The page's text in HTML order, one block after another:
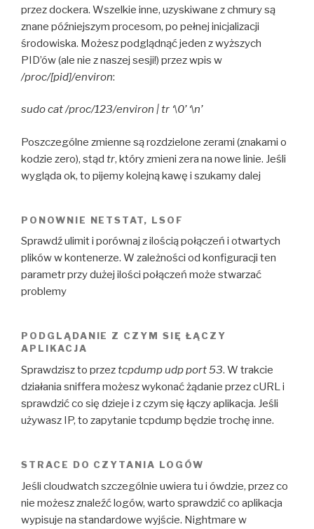
przez dockera. Wszelkie inne, uzyskiwane z chmury są
znane późniejszym procesom, po pełnej inicjalizacji
środowiska. Możesz podglądnąć jeden z wyższych
PID’ów (ale nie z naszej sesji!) przez wpis w
/proc/[pid]/environ:
sudo cat /proc/123/environ | tr ‘\0’ ‘\n’
Poszczególne zmienne są rozdzielone zerami (znakami o
kodzie zero), stąd tr, który zmieni zera na nowe linie. Jeśli
wygląda ok, to pijemy kolejną kawę i szukamy dalej
PONOWNIE NETSTAT, LSOF
Sprawdź ulimit i porównaj z ilością połączeń i otwartych
plików w kontenerze. W zależności od konfiguracji ten
parametr przy dużej ilości połączeń może stwarzać
problemy
PODGLĄDANIE Z CZYM SIĘ ŁĄCZY
APLIKACJA
Sprawdzisz to przeztcpdump udp port 53. W trakcie
działania sniffera możesz wykonać żądanie przez cURL i
sprawdzić co się dzieje i z czym się łączy aplikacja. Jeśli
używasz IP, to zapytanie tcpdump będzie trochę inne.
STRACE DO CZYTANIA LOGÓW
Jeśli cloudwatch szczególnie uwiera tu i ówdzie, przez co
nie możesz znaleźć logów, warto sprawdzić co aplikacja
wypisuje na standardowe wyjście. Nightmare w